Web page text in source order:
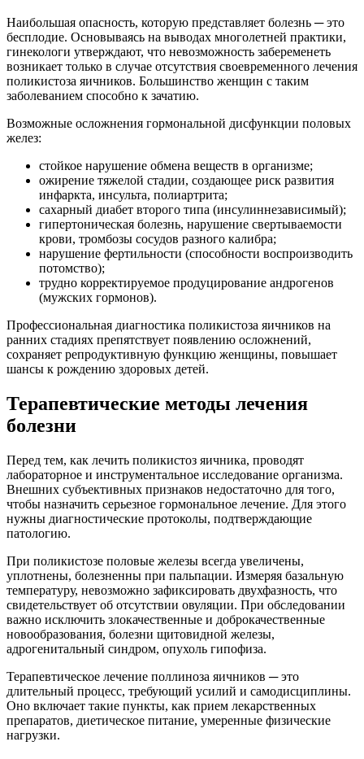
Наибольшая опасность, которую представляет болезнь ─ это
бесплодие. Основываясь на выводах многолетней практики,
гинекологи утверждают, что невозможность забеременеть
возникает только в случае отсутствия своевременного лечения
поликистоза яичников. Большинство женщин с таким
заболеванием способно к зачатию.
Возможные осложнения гормональной дисфункции половых
желез:
стойкое нарушение обмена веществ в организме;
ожирение тяжелой стадии, создающее риск развития
инфаркта, инсульта, полиартрита;
сахарный диабет второго типа (инсулиннезависимый);
гипертоническая болезнь, нарушение свертываемости
крови, тромбозы сосудов разного калибра;
нарушение фертильности (способности воспроизводить
потомство);
трудно корректируемое продуцирование андрогенов
(мужских гормонов).
Профессиональная диагностика поликистоза яичников на
ранних стадиях препятствует появлению осложнений,
сохраняет репродуктивную функцию женщины, повышает
шансы к рождению здоровых детей.
Терапевтические методы лечения
болезни
Перед тем, как лечить поликистоз яичника, проводят
лабораторное и инструментальное исследование организма.
Внешних субъективных признаков недостаточно для того,
чтобы назначить серьезное гормональное лечение. Для этого
нужны диагностические протоколы, подтверждающие
патологию.
При поликистозе половые железы всегда увеличены,
уплотнены, болезненны при пальпации. Измеряя базальную
температуру, невозможно зафиксировать двухфазность, что
свидетельствует об отсутствии овуляции. При обследовании
важно исключить злокачественные и доброкачественные
новообразования, болезни щитовидной железы,
адрогенитальный синдром, опухоль гипофиза.
Терапевтическое лечение поллиноза яичников ─ это
длительный процесс, требующий усилий и самодисциплины.
Оно включает такие пункты, как прием лекарственных
препаратов, диетическое питание, умеренные физические
нагрузки.